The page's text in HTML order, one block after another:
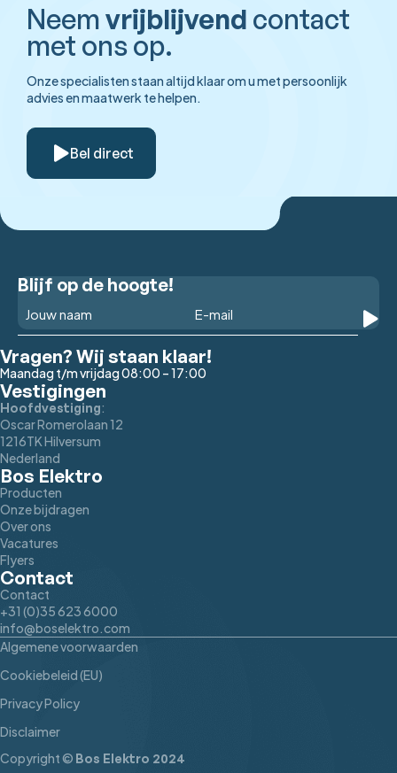
Neemvrijblijvend contact
met ons op.
Onze specialisten staan altijd klaar om u met persoonlijk
advies en maatwerk te helpen.
Bel direct
Blijf op de hoogte!
Vragen? Wij staan klaar!
Maandag t/m vrijdag 08:00 – 17:00
Vestigingen
Hoofdvestiging:
Oscar Romerolaan 12
1216TK Hilversum
Nederland
Bos Elektro
Producten
Onze bijdragen
Over ons
Vacatures
Flyers
Contact
Contact
+31 (0)35 623 6000
info@boselektro.com
Copyright © Bos Elektro 2024
Algemene voorwaarden
Cookiebeleid (EU)
Privacy Policy
Disclaimer